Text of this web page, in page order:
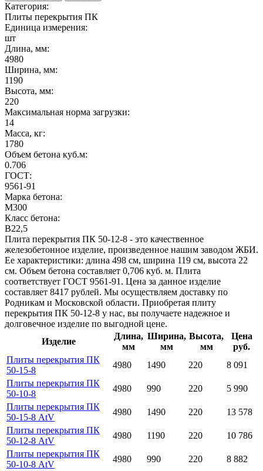
Категория:
Плиты перекрытия ПК
Единица измерения:
шт
Длина, мм:
4980
Ширина, мм:
1190
Высота, мм:
220
Максимальная норма загрузки:
14
Масса, кг:
1780
Объем бетона куб.м:
0.706
ГОСТ:
9561-91
Марка бетона:
M300
Класс бетона:
B22,5
Плита перекрытия ПК 50-12-8 - это качественное
железобетонное изделие, произведенное нашим заводом ЖБИ.
Ее характеристики: длина 498 см, ширина 119 см, высота 22
см. Объем бетона составляет 0,706 куб. м. Плита
соответствует ГОСТ 9561-91. Цена за данное изделие
составляет 8417 рублей. Мы осуществляем доставку по
Родникам и Московской области. Приобретая плиту
перекрытия ПК 50-12-8 у нас, вы получаете надежное и
долговечное изделие по выгодной цене.
Изделие
Длина,
мм
Ширина,
мм
Высота,
мм
Цена
руб.
Плиты перекрытия ПК
50-15-8
4980 1490 220
8 091
Плиты перекрытия ПК
50-10-8
4980 990 220
5 990
Плиты перекрытия ПК
50-15-8 AtV
4980 1490 220
13 578
Плиты перекрытия ПК
50-12-8 AtV
4980 1190 220
10 786
Плиты перекрытия ПК
50-10-8 AtV
4980 990 220 8 882